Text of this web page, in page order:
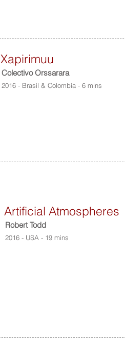
2016 - Brasil & Colombia - 6 mins
Colectivo Orssarara
Xapirimuu
Artificial Atmospheres
Robert Todd
2016 - USA - 19 mins